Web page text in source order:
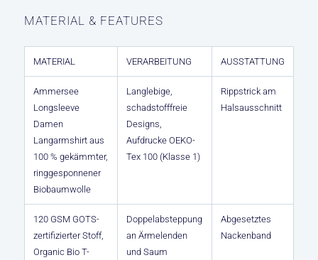
MATERIAL & FEATURES
MATERIAL VERARBEITUNG AUSSTATTUNG
Ammersee
Longsleeve
Damen
Langarmshirt aus
100 % gekämmter,
ringgesponnener
Biobaumwolle
Langlebige,
schadstofffreie
Designs,
Aufdrucke OEKO-
Tex 100 (Klasse 1)
Rippstrick am
Halsausschnitt
120 GSM GOTS-
zertifizierter Stoff,
Organic Bio T-
Doppelabsteppung
an Ärmelenden
und Saum
Abgesetztes
Nackenband